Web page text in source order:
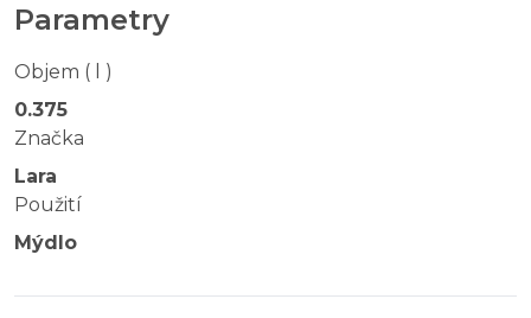
Parametry
Objem ( l )
0.375
Značka
Lara
Použití
Mýdlo